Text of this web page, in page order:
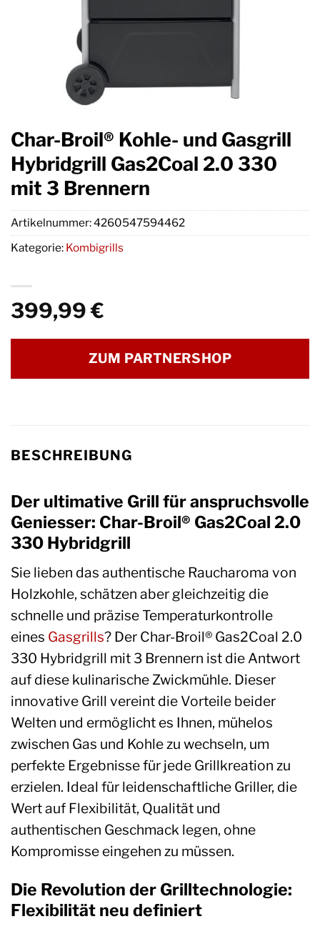
Char-Broil® Kohle- und Gasgrill
Hybridgrill Gas2Coal 2.0 330
mit 3 Brennern
399,99€
ZUM PARTNERSHOP
Artikelnummer:4260547594462
Kategorie: Kombigrills
BESCHREIBUNG
Der ultimative Grill für anspruchsvolle
Geniesser: Char-Broil® Gas2Coal 2.0
330 Hybridgrill
Sie lieben das authentische Raucharoma von
Holzkohle, schätzen aber gleichzeitig die
schnelle und präzise Temperaturkontrolle
eines Gasgrills? Der Char-Broil® Gas2Coal 2.0
330 Hybridgrill mit 3 Brennern ist die Antwort
auf diese kulinarische Zwickmühle. Dieser
innovative Grill vereint die Vorteile beider
Welten und ermöglicht es Ihnen, mühelos
zwischen Gas und Kohle zu wechseln, um
perfekte Ergebnisse für jede Grillkreation zu
erzielen. Ideal für leidenschaftliche Griller, die
Wert auf Flexibilität, Qualität und
authentischen Geschmack legen, ohne
Kompromisse eingehen zu müssen.
Die Revolution der Grilltechnologie:
Flexibilität neu definiert